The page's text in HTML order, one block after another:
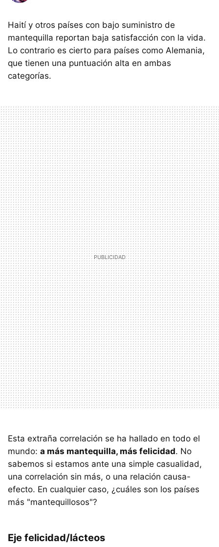
Haití y otros países con bajo suministro de
mantequilla reportan baja satisfacción con la vida.
Lo contrario es cierto para países como Alemania,
que tienen una puntuación alta en ambas
categorías.
Esta extraña correlación se ha hallado en todo el
mundo: a más mantequilla, más felicidad. No
sabemos si estamos ante una simple casualidad,
una correlación sin más, o una relación causa-
efecto. En cualquier caso, ¿cuáles son los países
más "mantequillosos"?
Eje felicidad/lácteos